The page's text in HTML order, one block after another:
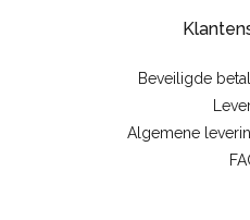
Beveiligde
Algemene